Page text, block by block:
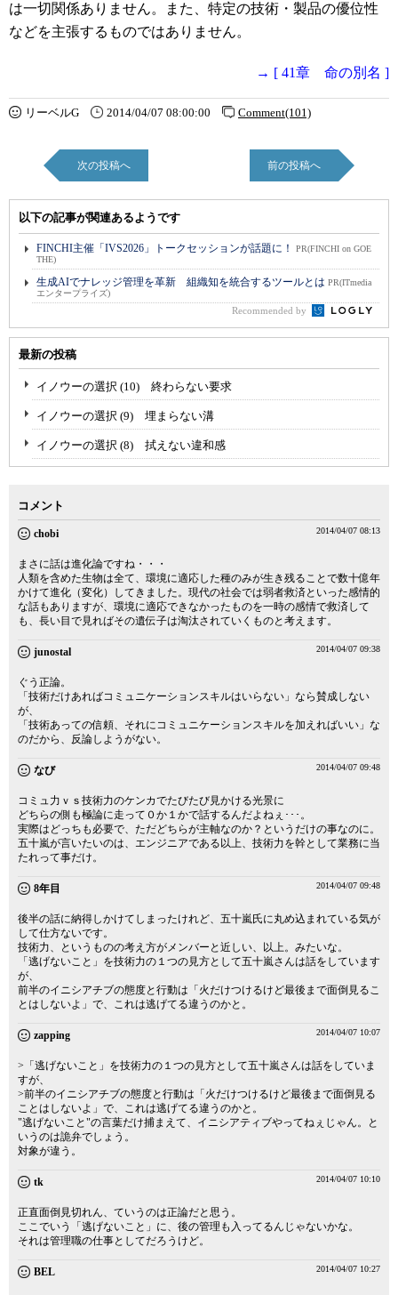
は一切関係ありません。また、特定の技術・製品の優位性
などを主張するものではありません。
→ [ 41章 命の別名 ]
リーベルG 2014/04/07 08:00:00 Comment(101)
次の投稿へ 前の投稿へ
以下の記事が関連あるようです
FINCHI主催「IVS2026」トークセッションが話題に！
PR(FINCHI on GOE
THE)
生成AIでナレッジ管理を革新 組織知を統合するツールとは PR(ITmedia
エンタープライズ)
Recommended by
最新の投稿
イノウーの選択 (10) 終わらない要求
イノウーの選択 (9) 埋まらない溝
イノウーの選択 (8) 拭えない違和感
コメント
chobi 2014/04/07 08:13
まさに話は進化論ですね・・・
人類を含めた生物は全て、環境に適応した種のみが生き残ることで数十億年
かけて進化（変化）してきました。現代の社会では弱者救済といった感情的
な話もありますが、環境に適応できなかったものを一時の感情で救済して
も、長い目で見ればその遺伝子は淘汰されていくものと考えます。
junostal 2014/04/07 09:38
ぐう正論。
「技術だけあればコミュニケーションスキルはいらない」なら賛成しない
が、
「技術あっての信頼、それにコミュニケーションスキルを加えればいい」な
のだから、反論しようがない。
なび 2014/04/07 09:48
コミュ力ｖｓ技術力のケンカでたびたび見かける光景に
どちらの側も極論に走って０か１かで話するんだよねぇ･･･。
実際はどっちも必要で、ただどちらが主軸なのか？というだけの事なのに。
五十嵐が言いたいのは、エンジニアである以上、技術力を幹として業務に当
たれって事だけ。
8年目 2014/04/07 09:48
後半の話に納得しかけてしまったけれど、五十嵐氏に丸め込まれている気が
して仕方ないです。
技術力、というものの考え方がメンバーと近しい、以上。みたいな。
「逃げないこと」を技術力の１つの見方として五十嵐さんは話をしています
が、
前半のイニシアチブの態度と行動は「火だけつけるけど最後まで面倒見るこ
とはしないよ」で、これは逃げてる違うのかと。
zapping 2014/04/07 10:07
>「逃げないこと」を技術力の１つの見方として五十嵐さんは話をしていま
すが、
>前半のイニシアチブの態度と行動は「火だけつけるけど最後まで面倒見る
ことはしないよ」で、これは逃げてる違うのかと。
"逃げないこと"の言葉だけ捕まえて、イニシアティブやってねぇじゃん。と
いうのは詭弁でしょう。
対象が違う。
tk 2014/04/07 10:10
正直面倒見切れん、ていうのは正論だと思う。
ここでいう「逃げないこと」に、後の管理も入ってるんじゃないかな。
それは管理職の仕事としてだろうけど。
BEL 2014/04/07 10:27